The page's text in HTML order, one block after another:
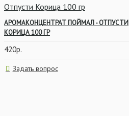
АРОМАКОНЦЕНТРАТ ПОЙМАЛ - ОТПУСТИ
КОРИЦА 100 ГР
420р.
Задать вопрос